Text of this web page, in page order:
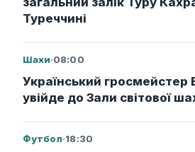
Туреччині
Шахи·08:00
Український гросмейстер
увійде до Зали світової
Футбол·18:30